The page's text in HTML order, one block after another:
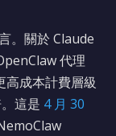
。關於 Claude
代理
成本計費層級
這是 4 月 30